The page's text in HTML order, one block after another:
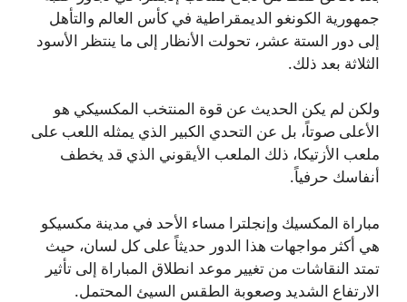
جمهورية الكونغو الديمقراطية في كأس العالم والتأهل
إلى دور الستة عشر، تحولت الأنظار إلى ما ينتظر الأسود
الثلاثة بعد ذلك.
ولكن لم يكن الحديث عن قوة المنتخب المكسيكي هو
الأعلى صوتاً، بل عن التحدي الكبير الذي يمثله اللعب على
ملعب الأزتيكا، ذلك الملعب الأيقوني الذي قد يخطف
أنفاسك حرفياً.
مباراة المكسيك وإنجلترا مساء الأحد في مدينة مكسيكو
هي أكثر مواجهات هذا الدور حديثاً على كل لسان، حيث
تمتد النقاشات من تغيير موعد انطلاق المباراة إلى تأثير
الارتفاع الشديد وصعوبة الطقس السيئ المحتمل.